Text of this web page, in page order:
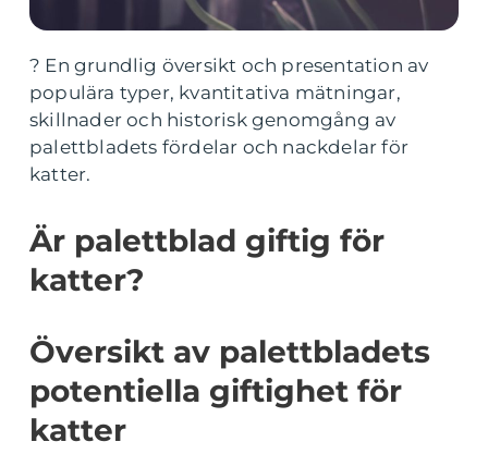
? En grundlig översikt och presentation av
populära typer, kvantitativa mätningar,
skillnader och historisk genomgång av
palettbladets fördelar och nackdelar för
katter.
Är palettblad giftig för
katter?
Översikt av palettbladets
potentiella giftighet för
katter